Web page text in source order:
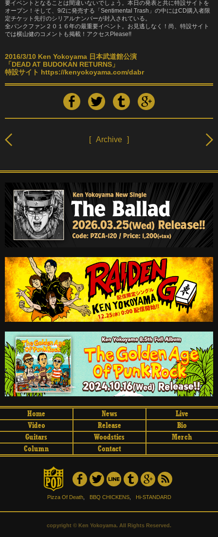
要イベントとなることは間違いないでしょう。本日の発表と共に特設サイトを
オープン！そして、9/2に発売する「Sentimental Trash」の中にはCD購入者限
定チケット先行のシリアルナンバーが封入されている。
全パンクファン２０１６年の最重要イベント。お見逃しなく！尚、特設サイト
では横山健のコメントも掲載！アクセスPlease!!
2016/3/10 Ken Yokoyama 日本武道館公演
「DEAD AT BUDOKAN RETURNS」
特設サイト https://kenyokoyama.com/dabr
[ Archive ]
Home News
Live
Video
Release
Bio
Guitars
Woodstics
Merch
Column
Contact
Pizza Of Death, BBQ CHICKENS, Hi-STANDARD
copyright © Ken Yokoyama. All Rights Reserved.